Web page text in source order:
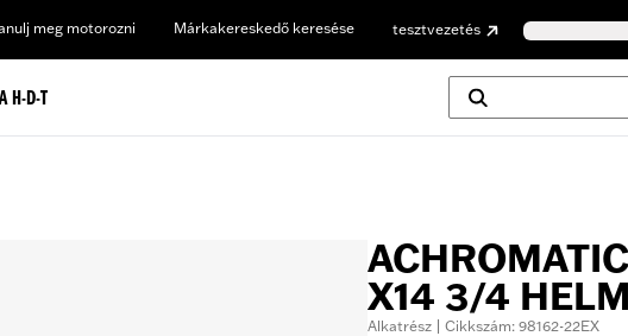
meg motorozni Márkakereskedő keresése tesztvezetés
H-D-T
X14 3/4
Alkatrész | Cikkszám: 98162-22EX